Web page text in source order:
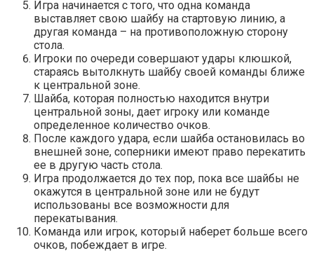
Игра начинается с того, что одна команда
выставляет свою шайбу на стартовую линию, а
другая команда – на противоположную сторону
стола.
Игроки по очереди совершают удары клюшкой,
стараясь вытолкнуть шайбу своей команды ближе
к центральной зоне.
Шайба, которая полностью находится внутри
центральной зоны, дает игроку или команде
определенное количество очков.
После каждого удара, если шайба остановилась во
внешней зоне, соперники имеют право перекатить
ее в другую часть стола.
Игра продолжается до тех пор, пока все шайбы не
окажутся в центральной зоне или не будут
использованы все возможности для
перекатывания.
Команда или игрок, который наберет больше всего
очков, побеждает в игре.